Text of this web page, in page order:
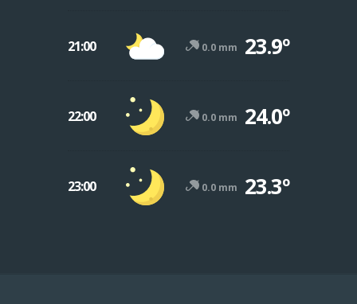
21:00 0.0 mm 23.9º
22:00 0.0 mm 24.0º
23:00 0.0 mm 23.3º